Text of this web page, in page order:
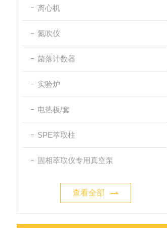
离心机
氮吹仪
菌落计数器
实验炉
电热板/套
SPE萃取柱
固相萃取仪专用真空泵
查看全部